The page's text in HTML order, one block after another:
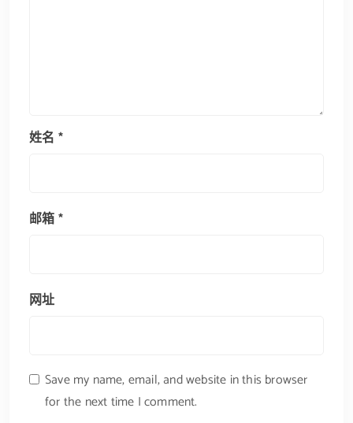
姓名 *
邮箱*
网址
Save my name, email, and website in this browser
for the next time I comment.